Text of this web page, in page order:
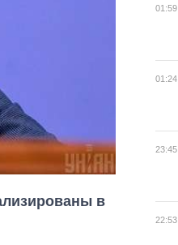
в
01:59
01:24
23:45
22:53